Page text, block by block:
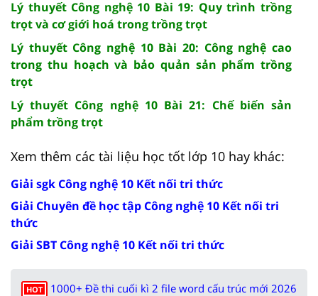
Lý thuyết Công nghệ 10 Bài 19: Quy trình trồng
trọt và cơ giới hoá trong trồng trọt
Lý thuyết Công nghệ 10 Bài 20: Công nghệ cao
trong thu hoạch và bảo quản sản phẩm trồng
trọt
Lý thuyết Công nghệ 10 Bài 21: Chế biến sản
phẩm trồng trọt
Xem thêm các tài liệu học tốt lớp 10 hay khác:
Giải sgk Công nghệ 10 Kết nối tri thức
Giải Chuyên đề học tập Công nghệ 10 Kết nối tri
thức
Giải SBT Công nghệ 10 Kết nối tri thức
HOT
1000+ Đề thi cuối kì 2 file word cấu trúc mới 2026